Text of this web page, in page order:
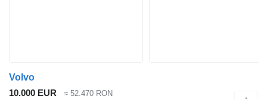
Volvo
10.000 EUR
≈ 52.470 RON